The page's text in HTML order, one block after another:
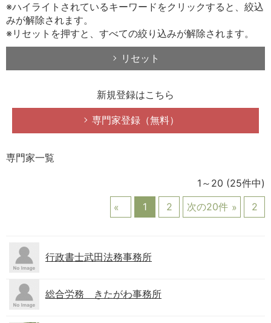
※ハイライトされているキーワードをクリックすると、絞込
みが解除されます。
※リセットを押すと、すべての絞り込みが解除されます。
リセット
新規登録はこちら
専門家登録（無料）
専門家一覧
1～20 (25件中)
1
2 次の20件 2
行政書士武田法務事務所
総合労務 きたがわ事務所